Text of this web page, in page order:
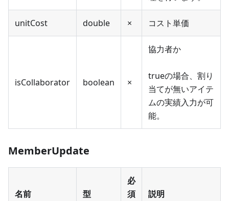
unitCost double × コスト単価
isCollaborator boolean ×
協力者か
trueの場合、割り
当てが無いアイテ
ムの実績入力が可
能。
MemberUpdate
名前 型
必
須
説明